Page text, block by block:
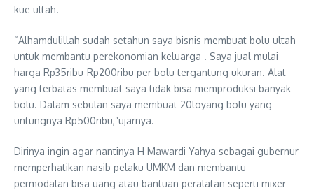
kue ultah.
“Alhamdulillah sudah setahun saya bisnis membuat bolu ultah
untuk membantu perekonomian keluarga . Saya jual mulai
harga Rp35ribu-Rp200ribu per bolu tergantung ukuran. Alat
yang terbatas membuat saya tidak bisa memproduksi banyak
bolu. Dalam sebulan saya membuat 20loyang bolu yang
untungnya Rp500ribu,”ujarnya.
Dirinya ingin agar nantinya H Mawardi Yahya sebagai gubernur
memperhatikan nasib pelaku UMKM dan membantu
permodalan bisa uang atau bantuan peralatan seperti mixer